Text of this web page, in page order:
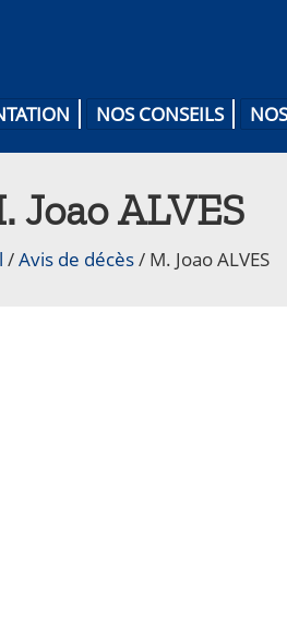
NOS CONSEILS
Joao ALVES
/Avis de décès/ M. Joao ALVES